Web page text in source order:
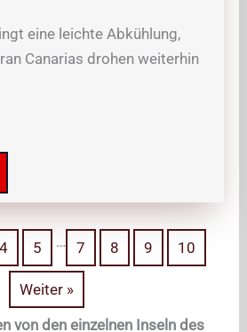
eine leichte Abkühlung,
Canarias drohen weiterhin
4 5 … 7 8 9 10
Weiter »
von den einzelnen Inseln des